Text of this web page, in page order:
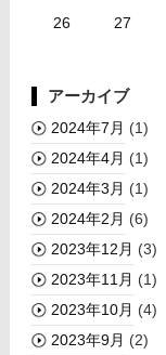
26
27
アーカイブ
2024年7月 (1)
2024年4月 (1)
2024年3月 (1)
2024年2月 (6)
2023年12月 (3)
2023年11月 (1)
2023年10月 (4)
2023年9月 (2)